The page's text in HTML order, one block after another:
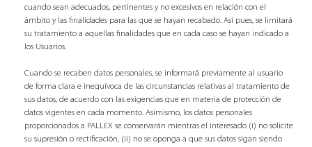
cuando sean adecuados, pertinentes y no excesivos en relación con el
ámbito y las finalidades para las que se hayan recabado. Así pues, se limitará
su tratamiento a aquellas finalidades que en cada caso se hayan indicado a
los Usuarios.
Cuando se recaben datos personales, se informará previamente al usuario
de forma clara e inequívoca de las circunstancias relativas al tratamiento de
sus datos, de acuerdo con las exigencias que en materia de protección de
datos vigentes en cada momento. Asimismo, los datos personales
proporcionados a PALLEX se conservarán mientras el interesado (i) no solicite
su supresión o rectificación, (ii) no se oponga a que sus datos sigan siendo